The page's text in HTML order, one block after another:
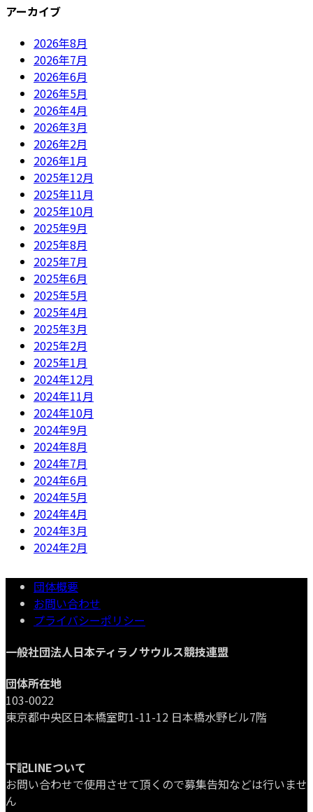
アーカイブ
2026年8月
2026年7月
2026年6月
2026年5月
2026年4月
2026年3月
2026年2月
2026年1月
2025年12月
2025年11月
2025年10月
2025年9月
2025年8月
2025年7月
2025年6月
2025年5月
2025年4月
2025年3月
2025年2月
2025年1月
2024年12月
2024年11月
2024年10月
2024年9月
2024年8月
2024年7月
2024年6月
2024年5月
2024年4月
2024年3月
2024年2月
団体概要
お問い合わせ
プライバシーポリシー
一般社団法人日本ティラノサウルス競技連盟
団体所在地
103-0022
東京都中央区日本橋室町1-11-12 日本橋水野ビル7階
下記LINEついて
お問い合わせで使用させて頂くので募集告知などは行いませ
ん